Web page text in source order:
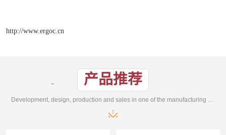
http://www.ergoc.cn
产品推荐
Development, design, production and sales in one of the manufacturing enterprises